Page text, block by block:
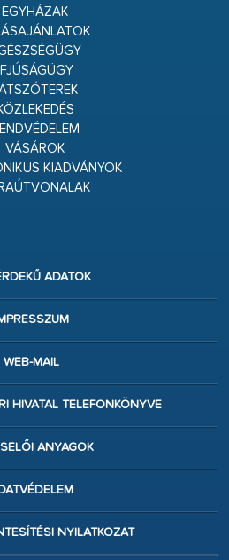
EGYHÁZAK
VÁSÁROK
KIADVÁNYOK
ADATOK
WEB-MAIL
HIVATAL TELEFONKÖNYVE
ANYAGOK
NYILATKOZAT